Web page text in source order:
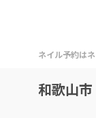
ネイル予約は
和歌山